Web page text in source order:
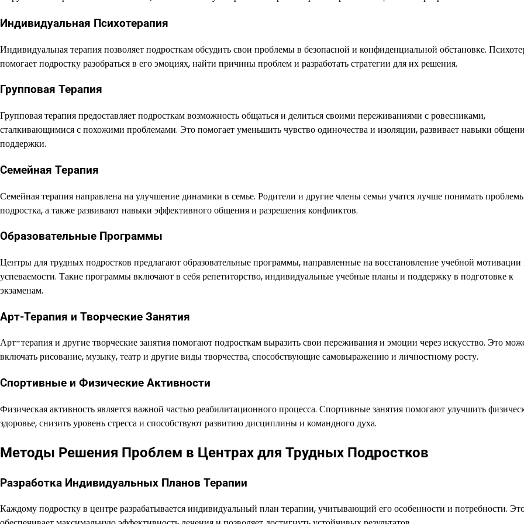
Индивидуальная Психотерапия
Индивидуальная терапия позволяет подросткам обсудить свои проблемы в безопасной и конфиденциальной обстановке.
помогает подростку разобраться в его эмоциях, найти причины проблем и разработать стратегии для их решения.
Групповая Терапия
Групповая терапия предоставляет подросткам возможность общаться и делиться своими переживаниями с ровесниками,
сталкивающимися с похожими проблемами. Это помогает уменьшить чувство одиночества и изоляции, развивает навыки
поддержки.
Семейная Терапия
Семейная терапия направлена на улучшение динамики в семье. Родители и другие члены семьи учатся лучше понимать
подростка, а также развивают навыки эффективного общения и разрешения конфликтов.
Образовательные Программы
Центры для трудных подростков предлагают образовательные программы, направленные на восстановление учебной мотивации
успеваемости. Такие программы включают в себя репетиторство, индивидуальные учебные планы и поддержку в подготовке к
экзаменам.
Арт-Терапия и Творческие Занятия
Арт-терапия и другие творческие занятия помогают подросткам выразить свои переживания и эмоции через искусство. Это
включать рисование, музыку, театр и другие виды творчества, способствующие самовыражению и личностному росту.
Спортивные и Физические Активности
Физическая активность является важной частью реабилитационного процесса. Спортивные занятия помогают улучшить
здоровье, снизить уровень стресса и способствуют развитию дисциплины и командного духа.
Методы Решения Проблем в Центрах для Трудных Подростков
Разработка Индивидуальных Планов Терапии
Каждому подростку в центре разрабатывается индивидуальный план терапии, учитывающий его особенности и потребности.